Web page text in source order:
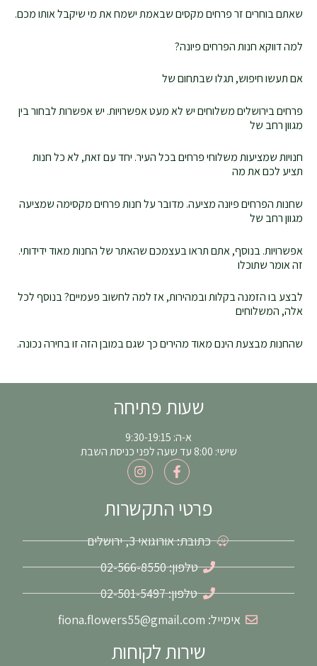
שאתם בוחרים זר פרחים מקסים שבאמת ישמח את מי שיקבל אותו מכם.
למה דווקא חנות הפרחים פיונה?
אם תעשו חיפוש, תגלו שבתחום של
פרחים בירושלים משלוחים יש לא מעט אפשרויות. יש אפשרות לבחור בין
מגוון רחב של
חנויות שמציעות משלוחי פרחים בכל העיר. יחד עם זאת, לא כל חנות
תציע לכם את מה
שחנות הפרחים פיונה מציעה. מדובר על חנות פרחים מקסימה שמציעה
מגוון רחב של
אפשרויות. בנוסף, אתם תראו בעצמכם שהאתר של החנות מאוד ידידותי.
זה אומר שתוכלו
לבצע בו הזמנה בקלות ובמהירות, אז למה לחשוב פעמיים? בנוסף לכל
אלה, המשלוחים
שהחנות מבצעת הינם מאוד מהירים כך שגם במובן הזה זו בחירה נכונה.
שעות פתיחה
א-ה: 9:30-19:15
שישי: 8:00 עד שעה לפני כניסת השבת
F
a
c
e
b
o
-
I
n
s
t
a
r
m
פרטי התקשרות
כתובת: אורוגואי 3, ירושלים
טלפון: 02-566-8550
טלפון: 02-501-5497
אימייל: fiona.flowers55@gmail.com
שירות לקוחות